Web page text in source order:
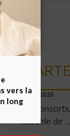
06.08.2026
Un
modèle de ...
vers la
long